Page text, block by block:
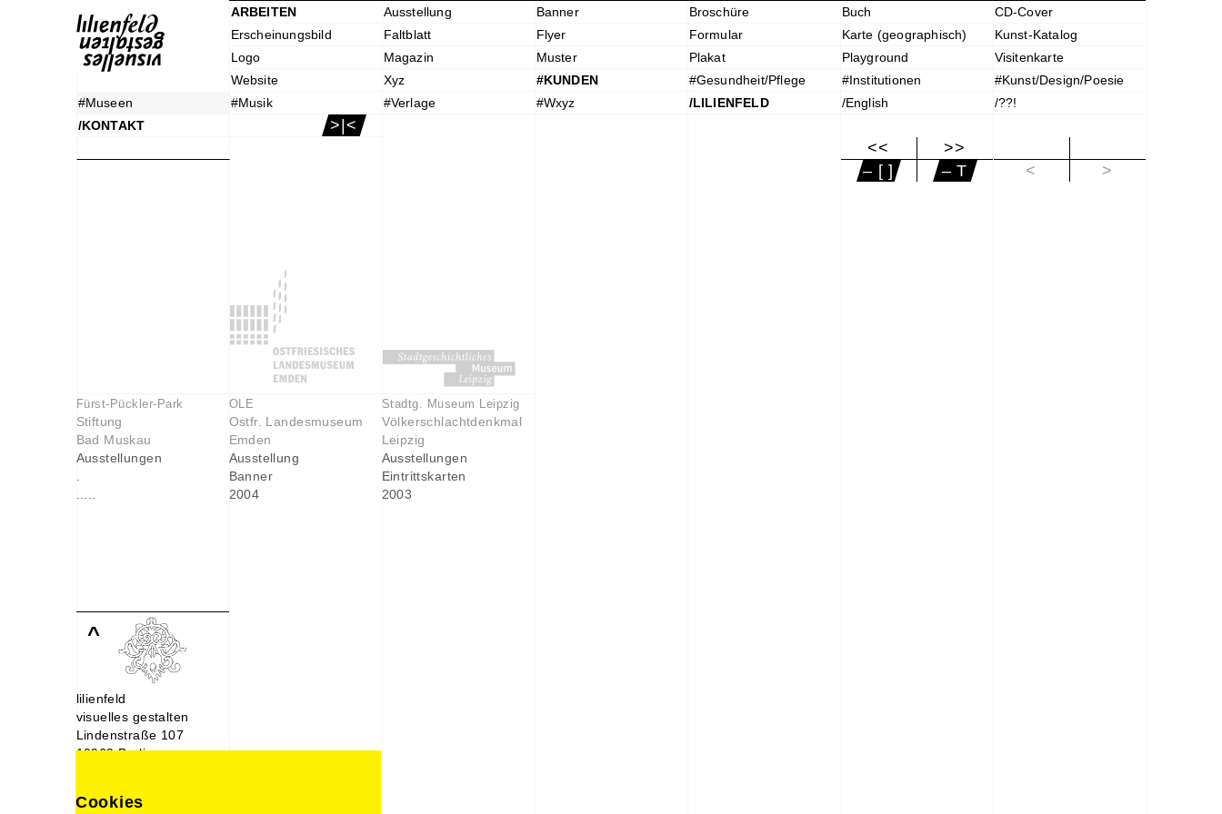
ARBEITEN Ausstellung Banner Broschüre Buch
CD-Cover
Erscheinungsbild
Faltblatt Flyer Formular Karte (geographisch)
Kunst-Katalog
Logo
Magazin Muster Plakat Playground
Visitenkarte
Website
Xyz #KUNDEN #Gesundheit/Pflege #Institutionen
#Kunst/Design/Poesie
#Museen
#Musik #Verlage #Wxyz /LILIENFELD /English
/??!
/KONTAKT
>|<
<<
>>
– [ ]
– T
<
>
Fürst-Pückler-Park
Stiftung
Bad Muskau
Ausstellungen
OLE
Ostfr. Landesmuseum
Emden
Ausstellung
Banner
2004
Stadtg. Museum Leipzig
Völkerschlachtdenkmal
Leipzig
Ausstellungen
Eintrittskarten
2003
^
lilienfeld
visuelles gestalten
Lindenstraße 107
10969 Berlin
design@lilien-feld.de
Cookies